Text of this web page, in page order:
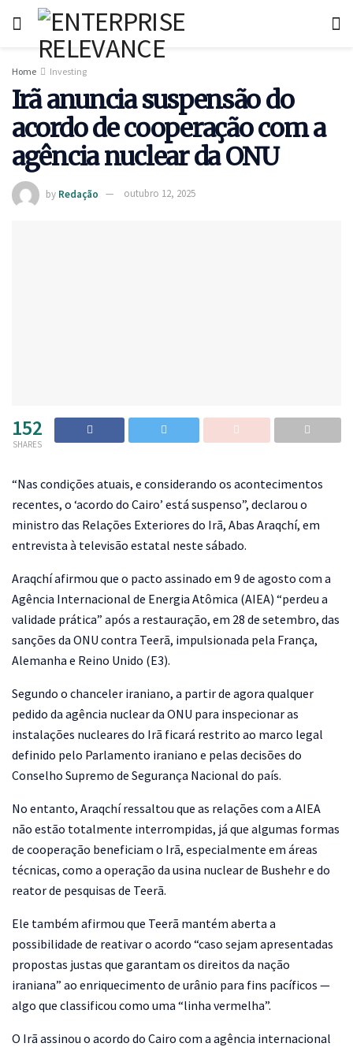
Home Investing
Irã anuncia suspensão do
acordo de cooperação com a
agência nuclear da ONU
by Redação outubro 12, 2025
152
SHARES
“Nas condições atuais, e considerando os acontecimentos
recentes, o ‘acordo do Cairo’ está suspenso”, declarou o
ministro das Relações Exteriores do Irã, Abas Araqchí, em
entrevista à televisão estatal neste sábado.
Araqchí afirmou que o pacto assinado em 9 de agosto com a
Agência Internacional de Energia Atômica (AIEA) “perdeu a
validade prática” após a restauração, em 28 de setembro, das
sanções da ONU contra Teerã, impulsionada pela França,
Alemanha e Reino Unido (E3).
Segundo o chanceler iraniano, a partir de agora qualquer
pedido da agência nuclear da ONU para inspecionar as
instalações nucleares do Irã ficará restrito ao marco legal
definido pelo Parlamento iraniano e pelas decisões do
Conselho Supremo de Segurança Nacional do país.
No entanto, Araqchí ressaltou que as relações com a AIEA
não estão totalmente interrompidas, já que algumas formas
de cooperação beneficiam o Irã, especialmente em áreas
técnicas, como a operação da usina nuclear de Bushehr e do
reator de pesquisas de Teerã.
Ele também afirmou que Teerã mantém aberta a
possibilidade de reativar o acordo “caso sejam apresentadas
propostas justas que garantam os direitos da nação
iraniana” ao enriquecimento de urânio para fins pacíficos —
algo que classificou como uma “linha vermelha”.
O Irã assinou o acordo do Cairo com a agência internacional